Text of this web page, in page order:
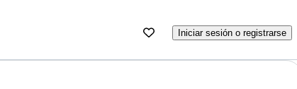
Iniciar sesión o registrarse